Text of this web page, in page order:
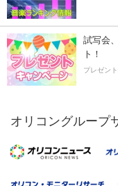
試写会
ト！
プレゼン
オリコングループ